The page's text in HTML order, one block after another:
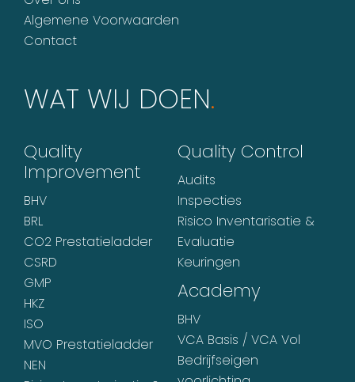
Algemene Voorwaarden
Contact
WAT WIJ DOEN.
Quality
Improvement
BHV
BRL
CO2 Prestatieladder
CSRD
GMP
HKZ
ISO
MVO Prestatieladder
NEN
Quality Control
Audits
Inspecties
Risico Inventarisatie &
Evaluatie
Keuringen
Academy
BHV
VCA Basis / VCA Vol
Bedrijfseigen